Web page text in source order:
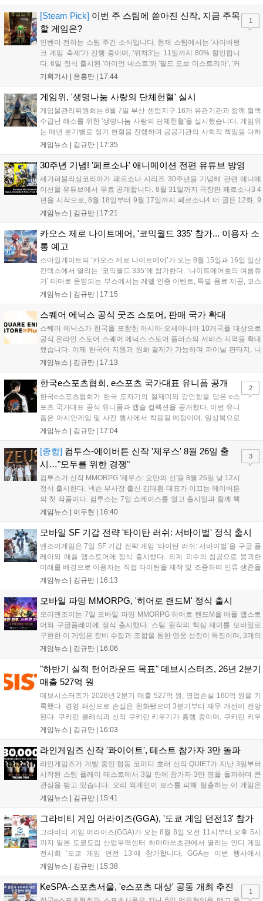
'마블 투혼: 파이팅 소울즈'와 레트로 수리 시뮬레이션 '리스토
리'도 스팀에 정식 출시되었습니다....
[Steam Pick] 이번 주 스팀에 쏟아진 신작, 지금 주목
할 게임은?
인벤이 전하는 스팀 주간 소식입니다. 현재 스팀에서는 '사이버펑
크 게임 축제'가 진행 중이며, '위쳐3'는 11일까지 80% 할인합니
다. 6일 정식 출시된 '아이언 네스트'와 '필드 오브 미스트리아', '커
세어 코브'가 호평받고 있습니다. 한편, 7일 출시된 '마블 투혼'은
다. 유비소프트의 '고스트리콘: 와일드랜드'는 7년 만의 대규모 업
기획기사 | 윤홍만 | 17:44
1
게임위, '생명나눔 사랑의 단체헌혈' 실시
게임물관리위원회는 8월 7일 부산 센텀지구 16개 유관기관과 함께 혈액
수급난 해소를 위한 '생명나눔 사랑의 단체헌혈'을 실시했습니다. 게임위
는 매년 분기별로 정기 헌혈을 진행하며 공공기관의 사회적 책임을 다하
고 있으며, 이번 행사에는 영화진흥위원회 등 14개 기관 임직원이 동참
따뜻한 실천에 참여한 모든 임직원에게 감사의 뜻을 전하며 헌혈 문화
게임뉴스 | 김규만 | 17:35
30주년 기념! '페르소나' 애니메이션 전편 유튜브 방영
세가퍼블리싱코리아가 페르소나 시리즈 30주년을 기념해 관련 애니메
이션을 유튜브에서 무료 공개합니다. 8월 31일까지 극장판 페르소나3 4
편을 시작으로, 8월 18일부터 9월 17일까지 페르소나4 더 골든 12화, 9
월 15일부터 10월 14일까지 페르소나5 시리즈가 순차 공개됩니다. 또한
영상 및 대형 전광판에 소개될 예정입니다....
게임뉴스 | 김규만 | 17:21
카오스 제로 나이트메어, '코믹월드 335' 참가... 이용자 소
통 예고
스마일게이트의 ‘카오스 제로 나이트메어’가 오는 8월 15일과 16일 일산
킨텍스에서 열리는 ‘코믹월드 335’에 참가한다. ‘나이트메어호의 여름휴
가’ 테마로 운영되는 부스에서는 레벨 인증 이벤트, 특별 음료 제공, 코스
프레 모델 포토존 등 다채로운 행사가 진행된다. 유명 코스어 7인이 캐릭
세한 정보는 공식 커뮤니티에서 확인 가능하다....
게임뉴스 | 김규만 | 17:15
스퀘어 에닉스 공식 굿즈 스토어, 판매 국가 확대
스퀘어 에닉스가 한국을 포함한 아시아·오세아니아 10개국을 대상으로
공식 온라인 스토어 스퀘어 에닉스 스토어 플러스의 서비스 지역을 확대
했습니다. 이제 한국어 지원과 원화 결제가 가능하며 파이널 판타지, 니
어 등 주요 게임의 피규어, 굿즈를 구매할 수 있습니다. 신상품이 순차적
용 가능합니다....
게임뉴스 | 김규만 | 17:13
한국e스포츠협회, e스포츠 국가대표 유니폼 공개
한국e스포츠협회가 한국 도자기의 절제미와 강인함을 담은 e스
포츠 국가대표 공식 유니폼과 캡슐 컬렉션을 공개했다. 이번 유니
폼은 아시안게임 및 사전 행사에서 착용될 예정이며, 일상복으로
구성된 컬렉션은 오는 8월 28일부터 골스튜디오 공식 홈페이지
서는 대회 규정에 따라 별도의 유니폼을 착용할 계획이다....
게임뉴스 | 김규만 | 17:04
2
[종합] 컴투스-에이버튼 신작 '제우스' 8월 26일 출
시…"모두를 위한 경쟁"
컴투스가 신작 MMORPG '제우스: 오만의 신'을 8월 26일 낮 12시
정식 출시한다. 넥슨 부사장 출신 김대훤 대표가 이끄는 에이버튼
의 첫 작품이다. 컴투스는 7일 쇼케이스를 열고 출시일과 함께 핵
심 콘텐츠, 유료화 정책, 운영 방향을 공개했다. 캐릭터명 선점은
의 오만으로 균열이...
게임뉴스 | 이두현 | 16:40
3
모바일 SF 기갑 전략 '타이탄 러쉬: 서바이벌' 정식 출시
엔조이게임은 7일 SF 기갑 전략 게임 ‘타이탄 러쉬: 서바이벌’을 구글 플
레이와 애플 앱스토어에 정식 출시했다. 외계 괴수의 침공으로 붕괴한
미래를 배경으로 이용자는 직접 타이탄을 제작 및 조종하며 인류 생존을
위한 전투를 펼친다. 지휘관 모집, 피난처 운영, 연맹 협동 콘텐츠가 특징
지원 보상을 제공한다. 상세 내용은 공식 커뮤니티에서 확인 가능하다....
게임뉴스 | 김규만 | 16:13
모바일 파밍 MMORPG, '히어로 랜드M' 정식 출시
오리엔조이는 7일 모바일 파밍 MMORPG 히어로 랜드M을 애플 앱스토
어와 구글플레이에 정식 출시했다. 스팀 원작의 핵심 재미를 모바일로
구현한 이 게임은 장비 수집과 조합을 통한 영웅 성장이 특징이며, 3개의
무기 스킬을 활용한 전략적 전투와 길드전 등 다양한 콘텐츠를 제공한
혜택을 지급하며, 상세 내용은 공식 라운지에서 확인할 수 있다. 이용자
는 게임 접속 및 주요 콘텐츠 플레이를 통해 성장을 지원받을 수 있다....
게임뉴스 | 김규만 | 16:06
"하반기 실적 턴어라운드 목표" 데브시스터즈, 26년 2분기
매출 527억 원
데브시스터즈가 2026년 2분기 매출 527억 원, 영업손실 160억 원을 기
록했다. 경영 쇄신으로 손실은 완화됐으며 3분기부터 재무 개선이 전망
된다. 쿠키런 클래식과 신작 쿠키런 키우기가 흥행 중이며, 쿠키런 키우
기는 13일 첫 업데이트를 시작으로 2주 간격의 콘텐츠를 제공한다. 또한
이다. 회사는 비용 효율화와 신작 흥행을 통해 하반기 실적 턴어라운드
게임뉴스 | 김규만 | 16:03
라인게임즈 신작 '콰이어트', 테스트 참가자 3만 돌파
라인게임즈가 개발 중인 협동 코미디 호러 신작 QUIET가 지난 3일부터
시작된 스팀 플레이 테스트에서 3일 만에 참가자 3만 명을 돌파하며 큰
관심을 받고 있습니다. 오리 외계인이 보스를 피해 탈출하는 이 게임은
최대 4인 협동을 지원하며, 소음 관리와 물리 법칙을 활용한 전략적 플레
을 개선 중이며, 상세 정보는 스팀 페이지에서 확인 가능합니다....
게임뉴스 | 김규만 | 15:41
그라비티 게임 어라이즈(GGA), '도쿄 게임 던전13' 참가
그라비티 게임 어라이즈(GGA)가 오는 8월 8일 오전 11시부터 오후 5시
까지 일본 도쿄도립 산업무역센터 하마마쓰초관에서 열리는 인디 게임
전시회 ‘도쿄 게임 던전 13’에 참가합니다. GGA는 이번 행사에서
‘JALECO ARCADE COLLECTION’ 시리즈의 미공개 작품 12종을 최초
입니다. 시연 참여 관람객에게는 선착순으로 특별 굿즈를 증정하며, 인
게임뉴스 | 김규만 | 15:38
KeSPA-스포츠서울, 'e스포츠 대상' 공동 개최 추진 1